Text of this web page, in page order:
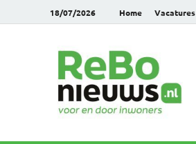
18/07/2026 Home Vacatures